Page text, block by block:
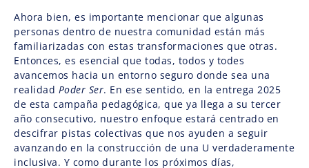
Ahora bien, es importante mencionar que algunas
personas dentro de nuestra comunidad están más
familiarizadas con estas transformaciones que otras.
Entonces, es esencial que todas, todos y todes
avancemos hacia un entorno seguro donde sea una
realidad Poder Ser. En ese sentido, en la entrega 2025
de esta campaña pedagógica, que ya llega a su tercer
año consecutivo, nuestro enfoque estará centrado en
descifrar pistas colectivas que nos ayuden a seguir
avanzando en la construcción de una U verdaderamente
inclusiva. Y como durante los próximos días,